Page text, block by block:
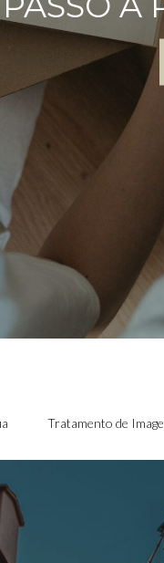
Tratamento de